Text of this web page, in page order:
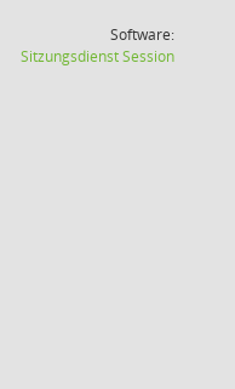
Software:
SitzungsdienstSession(Wird in